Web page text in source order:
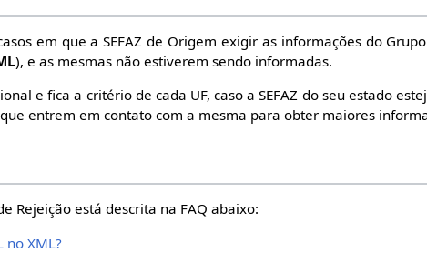
em que a SEFAZ de Origem exigir as informações do
), e as mesmas não estiverem sendo informadas.
e fica a critério de cada UF, caso a SEFAZ do seu estado
entrem em contato com a mesma para obter maiores
Rejeição está descrita na FAQ abaixo:
no XML?